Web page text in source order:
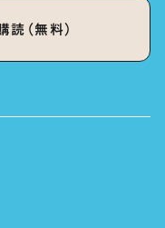
読（無料）